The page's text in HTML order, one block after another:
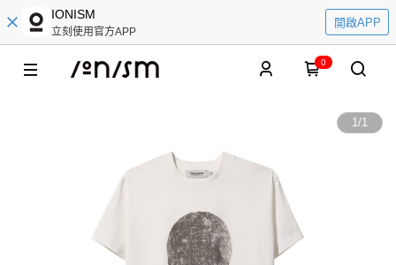
IONISM
立刻使用官方APP
開啟APP
0
1/1